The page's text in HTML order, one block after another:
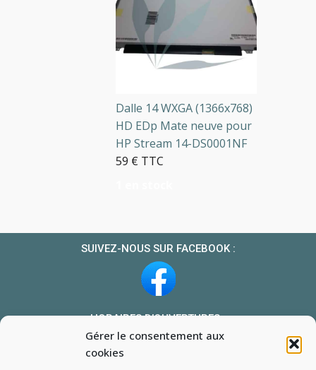
Gérer le consentement aux
cookies
Dalle 14 WXGA (1366x768)
HD EDp Mate neuve pour
HP Stream 14-DS0001NF
59 € TTC
SUIVEZ-NOUS SUR FACEBOOK :
HORAIRES D’OUVERTURES :
Du lundi au vendredi : 10h-13h et 14h-19h
Le samedi : 10h-13h 14h-18h